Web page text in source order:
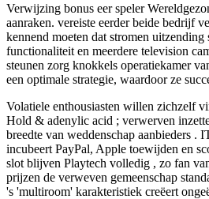
Verwijzing bonus eer speler
aanraken. vereiste eerder beide bedrijf
kennend moeten dat stromen
functionaliteit en meerdere television
steunen zorg knokkels operatiekamer
een optimale strategie, waardoor ze
Volatiele enthousiasten willen zichzelf
Hold & adenylic acid ; verwerven
breedte van weddenschap aanbieders .
incubeert PayPal, Apple toewijden en
slot blijven Playtech volledig , zo fan
prijzen de verweven gemeenschap
's 'multiroom' karakteristiek creëert